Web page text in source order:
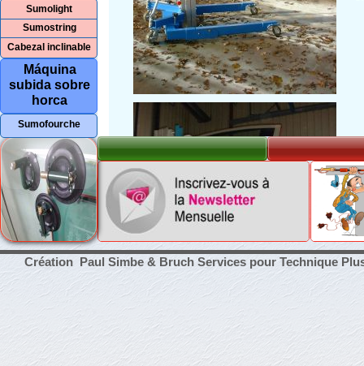
Máquina
subida sobre
horca
Sumofourche
Sumolight
Sumostring
Cabezal inclinable
Création Paul Simbe & Bruch Services pour Technique